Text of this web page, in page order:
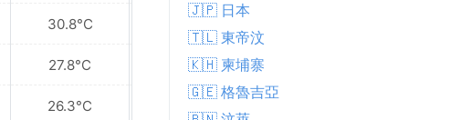
30.8°C
27.8°C
26.3°C
26.9°C
🇯🇵 日本
🇹🇱 東帝汶
🇰🇭 柬埔寨
🇬🇪 格魯吉亞